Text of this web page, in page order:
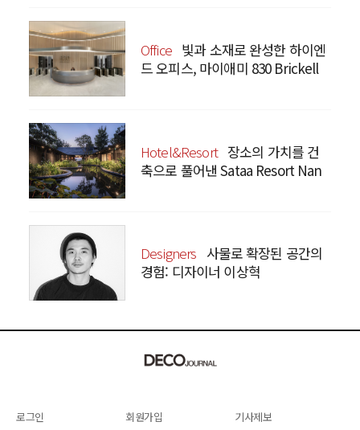
Office 빛과 소재로 완성한 하이엔
드 오피스, 마이애미 830 Brickell
Hotel&Resort 장소의 가치를 건
축으로 풀어낸 Sataa Resort Nan
Designers 사물로 확장된 공간의
경험: 디자이너 이상혁
로그인 회원가입
기사제보